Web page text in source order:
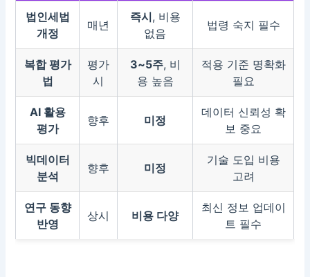
법인세법
개정
매년
즉시, 비용
없음
법령 숙지 필수
복합 평가
법
평가
시
3~5주, 비
용 높음
적용 기준 명확화
필요
AI 활용
평가
향후 미정
데이터 신뢰성 확
보 중요
빅데이터
분석
향후 미정
기술 도입 비용
고려
연구 동향
반영
상시 비용 다양
최신 정보 업데이
트 필수